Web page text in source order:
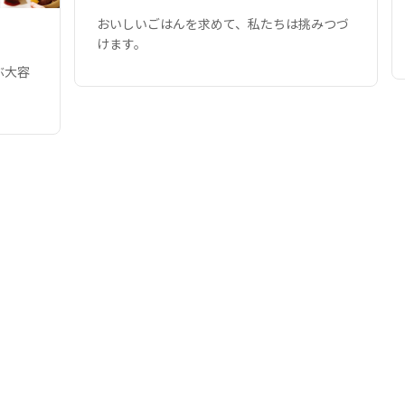
大容
おいしいごはんを求めて、私たちは挑みつづ
けます。